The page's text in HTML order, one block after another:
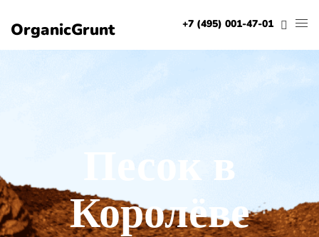
OrganicGrunt +7 (495) 001-47-01
Песок в
Королёве